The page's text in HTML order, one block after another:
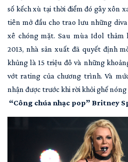
số kếch xù tại thời điểm đó gây xôn
tiên mở đầu cho trao lưu những
xê chóng mặt. Sau mùa Idol thảm
2013, nhà sản xuất đã quyết định
khủng là 15 triệu đô và những
vớt rating của chương trình. Và
nhận được trước khi rời khỏi ghế nóng
“Công chúa nhạc pop” Britney